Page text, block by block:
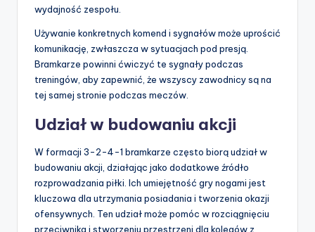
wydajność zespołu.
Używanie konkretnych komend i sygnałów może uprościć
komunikację, zwłaszcza w sytuacjach pod presją.
Bramkarze powinni ćwiczyć te sygnały podczas
treningów, aby zapewnić, że wszyscy zawodnicy są na
tej samej stronie podczas meczów.
Udział w budowaniu akcji
W formacji 3-2-4-1 bramkarze często biorą udział w
budowaniu akcji, działając jako dodatkowe źródło
rozprowadzania piłki. Ich umiejętność gry nogami jest
kluczowa dla utrzymania posiadania i tworzenia okazji
ofensywnych. Ten udział może pomóc w rozciągnięciu
przeciwnika i stworzeniu przestrzeni dla kolegów z